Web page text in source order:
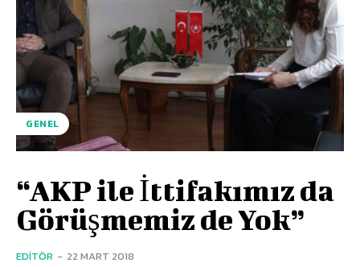
GENEL
“AKP ile İttifakımız da
Görüşmemiz de Yok”
EDITÖR - 22 MART 2018